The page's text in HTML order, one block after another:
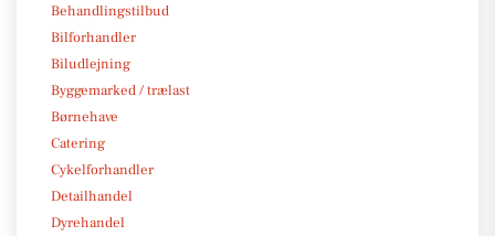
Behandlingstilbud
Bilforhandler
Biludlejning
Byggemarked / trælast
Børnehave
Catering
Cykelforhandler
Detailhandel
Dyrehandel